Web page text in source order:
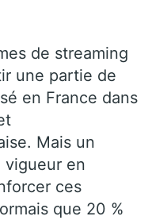
de streaming
une partie de
en France dans
Mais un
vigueur en
ces
que 20 %